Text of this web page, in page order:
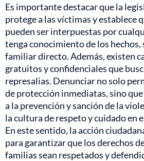
Es importante destacar que la
protege a las víctimas y establece
pueden ser interpuestas por
tenga conocimiento de los hechos,
familiar directo. Además, existen
gratuitos y confidenciales que
represalias. Denunciar no solo
de protección inmediatas, sino
a la prevención y sanción de la
la cultura de respeto y cuidado en
En este sentido, la acción
para garantizar que los derechos
familias sean respetados y